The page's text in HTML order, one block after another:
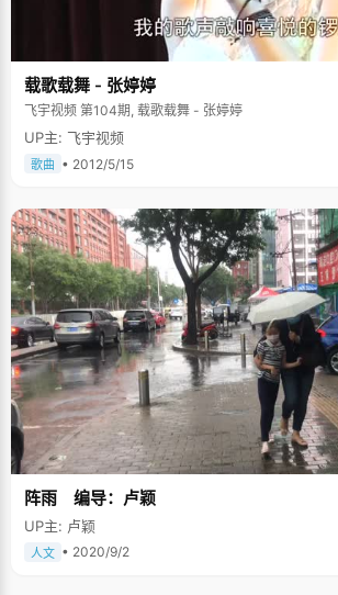
载歌载舞 - 张婷婷
飞宇视频 第104期, 载歌载舞 - 张婷婷
UP主: 飞宇视频
歌曲 • 2012/5/15
阵雨 编导：卢颖
UP主: 卢颖
人文 • 2020/9/2